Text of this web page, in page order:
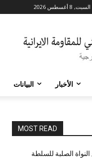
السبت, 8 أغسطس 2026
الأخبار البيانات
MOST READ
الصلبة للسلطة